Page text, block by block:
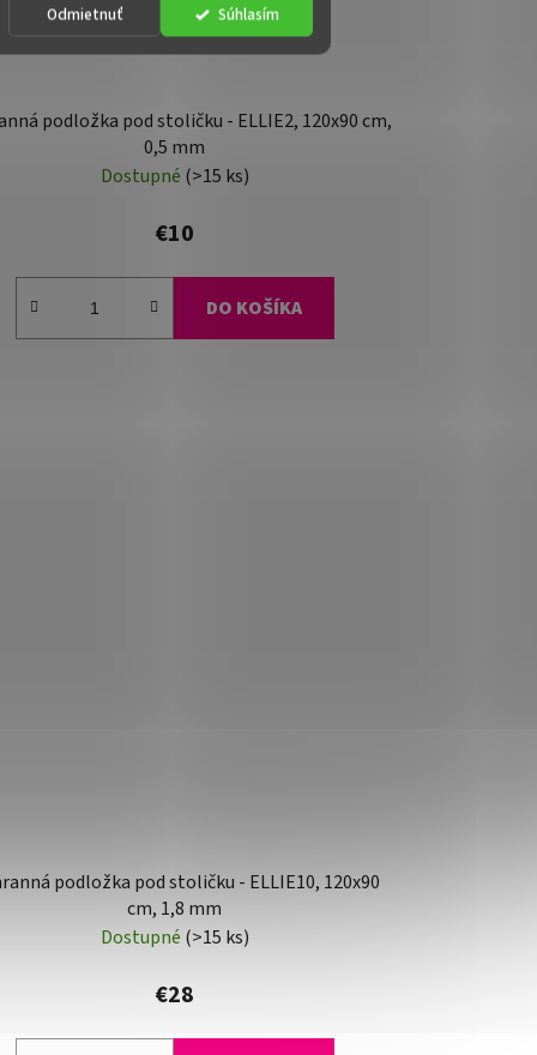
Odmietnuť Súhlasím
podložka pod stoličku - ELLIE2, 120x90 cm,
0,5 mm
Dostupné (>15 ks)
€10
DO KOŠÍKA
podložka pod stoličku - ELLIE10, 120x90
cm, 1,8 mm
Dostupné (>15 ks)
€28